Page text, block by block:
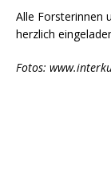
Alle Forsterinnen
herzlich
Fotos: